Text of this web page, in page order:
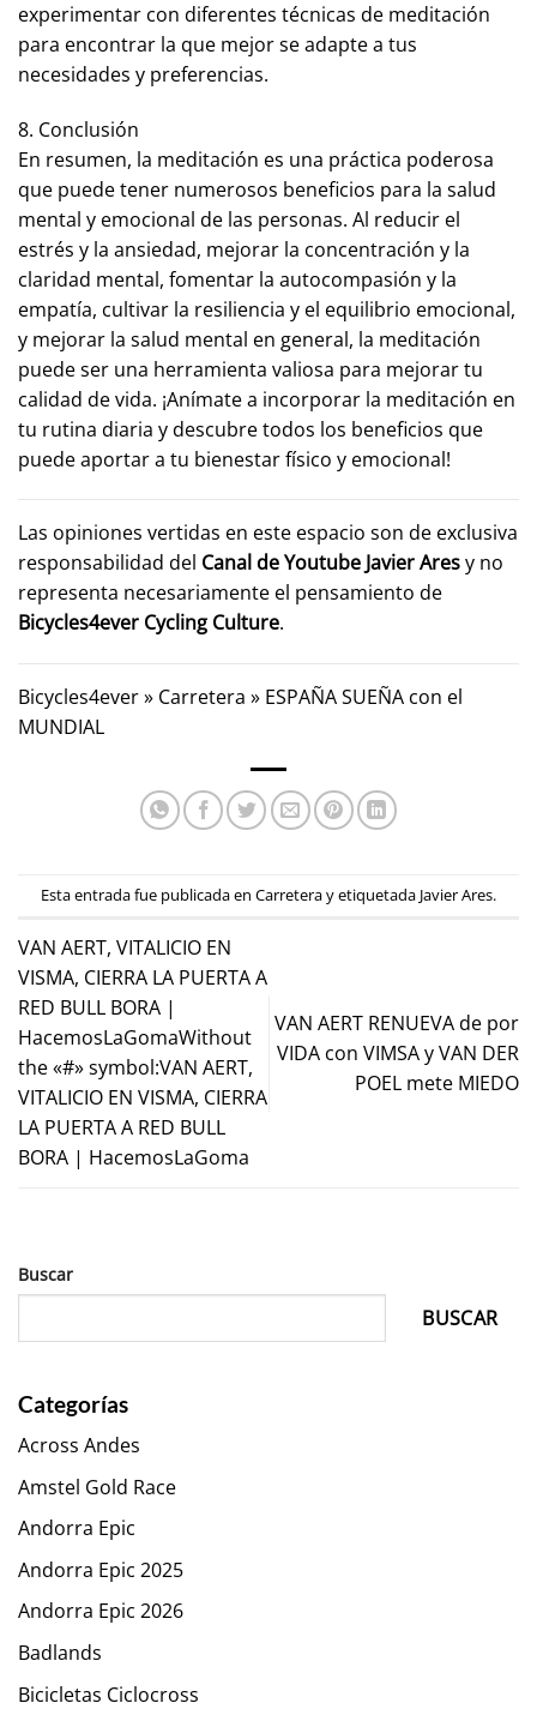
experimentar con diferentes técnicas de meditación
para encontrar la que mejor se adapte a tus
necesidades y preferencias.
8. Conclusión
En resumen, la meditación es una práctica poderosa
que puede tener numerosos beneficios para la salud
mental y emocional de las personas. Al reducir el
estrés y la ansiedad, mejorar la concentración y la
claridad mental, fomentar la autocompasión y la
empatía, cultivar la resiliencia y el equilibrio emocional,
y mejorar la salud mental en general, la meditación
puede ser una herramienta valiosa para mejorar tu
calidad de vida. ¡Anímate a incorporar la meditación en
tu rutina diaria y descubre todos los beneficios que
puede aportar a tu bienestar físico y emocional!
Las opiniones vertidas en este espacio son de exclusiva
responsabilidad del Canal de Youtube Javier Aresy no
representa necesariamente el pensamiento de
Bicycles4ever Cycling Culture.
Bicycles4ever» Carretera » ESPAÑA SUEÑA con el
MUNDIAL
Esta entrada fue publicada en Carreteray etiquetada Javier Ares.
VAN AERT, VITALICIO EN
VISMA, CIERRA LA PUERTA A
RED BULL BORA |
HacemosLaGomaWithout
the «#» symbol:VAN AERT,
VITALICIO EN VISMA, CIERRA
LA PUERTA A RED BULL
BORA | HacemosLaGoma
VAN AERT RENUEVA de por
VIDA con VIMSA y VAN DER
POEL mete MIEDO
Buscar
BUSCAR
Categorías
Across Andes
Amstel Gold Race
Andorra Epic
Andorra Epic 2025
Andorra Epic 2026
Badlands
Bicicletas Ciclocross